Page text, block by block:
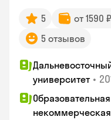
5 от 1590
5 отзывов
университет •